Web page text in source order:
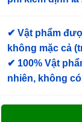
✔ Vật phẩm
không mặc cả
✔ 100% Vật
nhiên, không